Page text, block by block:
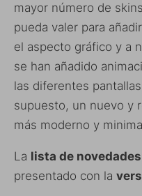
mayor número de
pueda valer para
el aspecto gráfico y a
se han añadido
las diferentes
supuesto, un nuevo y
más moderno y
La lista de novedades
presentado con la